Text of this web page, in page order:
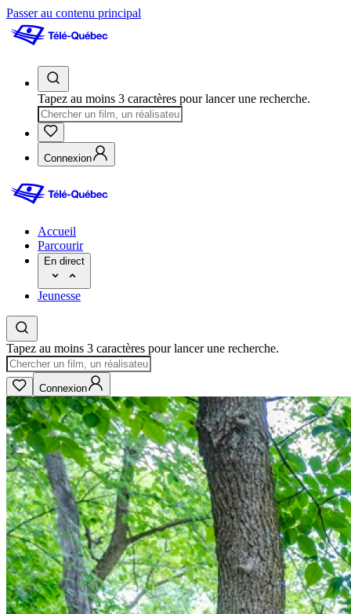
Passer au contenu principal
Tapez au moins 3 caractères pour lancer une recherche.
Connexion
Accueil
Parcourir
En direct
Jeunesse
Tapez au moins 3 caractères pour lancer une recherche.
Connexion